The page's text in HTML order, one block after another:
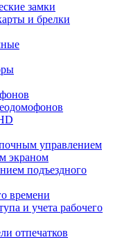
замки
и брелки
управлением
экраном
подъездного
времени
и учета рабочего
отпечатков